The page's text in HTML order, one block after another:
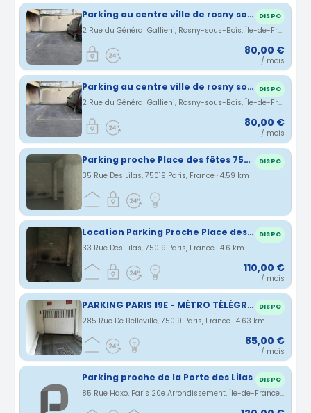
Parking au centre ville de rosny sous bois près de Leclerc et de la Gare de Rosny sous bois DISPO
2 Rue du Général Gallieni, Rosny-sous-Bois, Île-de-France, France · 4.49 km
80,00 €
/ mois
Parking au centre ville de rosny sous bois près de Leclerc et de la Gare de Rosny sous bois DISPO
2 Rue du Général Gallieni, Rosny-sous-Bois, Île-de-France, France · 4.49 km
80,00 €
/ mois
Parking proche Place des fêtes 75019 DISPO
35 Rue Des Lilas, 75019 Paris, France · 4.59 km
Location Parking Proche Place des Fêtes 75019 DISPO
33 Rue Des Lilas, 75019 Paris, France · 4.6 km
110,00 €
/ mois
PARKING PARIS 19E - MÉTRO TÉLÉGRAPHE - RUE DE BELLEVILLE DISPO
285 Rue De Belleville, 75019 Paris, France · 4.63 km
85,00 €
/ mois
Parking proche de la Porte des Lilas DISPO
85 Rue Haxo, Paris 20e Arrondissement, Île-de-France, France · 4.67 km